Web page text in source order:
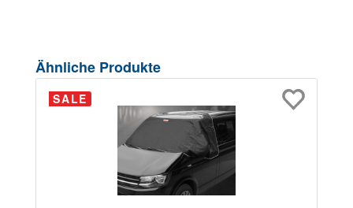
Produktgalerie überspringen
Ähnliche Produkte
SALE